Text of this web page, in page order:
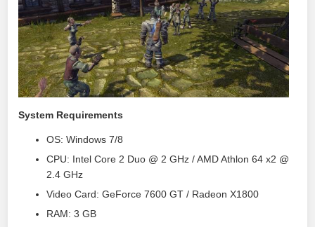
System Requirements
OS: Windows 7/8
CPU: Intel Core 2 Duo @ 2 GHz / AMD Athlon 64 x2 @
2.4 GHz
Video Card: GeForce 7600 GT / Radeon X1800
RAM: 3 GB